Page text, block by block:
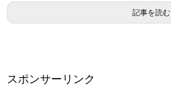
記事を読む
スポンサーリンク